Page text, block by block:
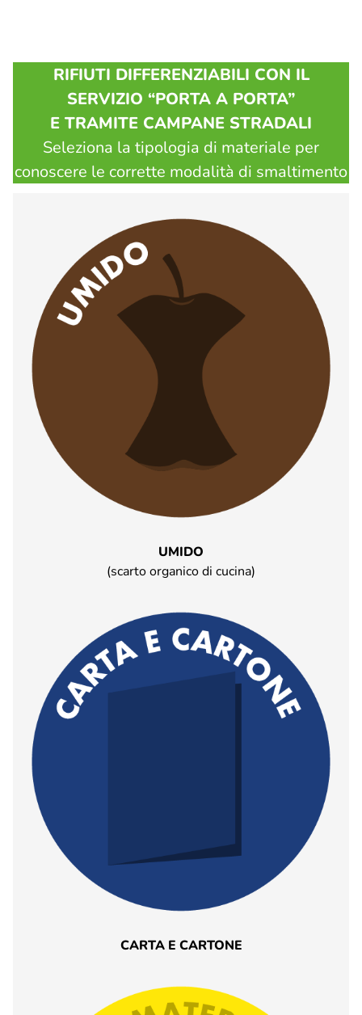
RIFIUTI DIFFERENZIABILI CON IL
SERVIZIO “PORTA A PORTA”
E TRAMITE CAMPANE STRADALI
Seleziona la tipologia di materiale per
conoscere le corrette modalità di smaltimento
UMIDO
(scarto organico di cucina)
CARTA E CARTONE